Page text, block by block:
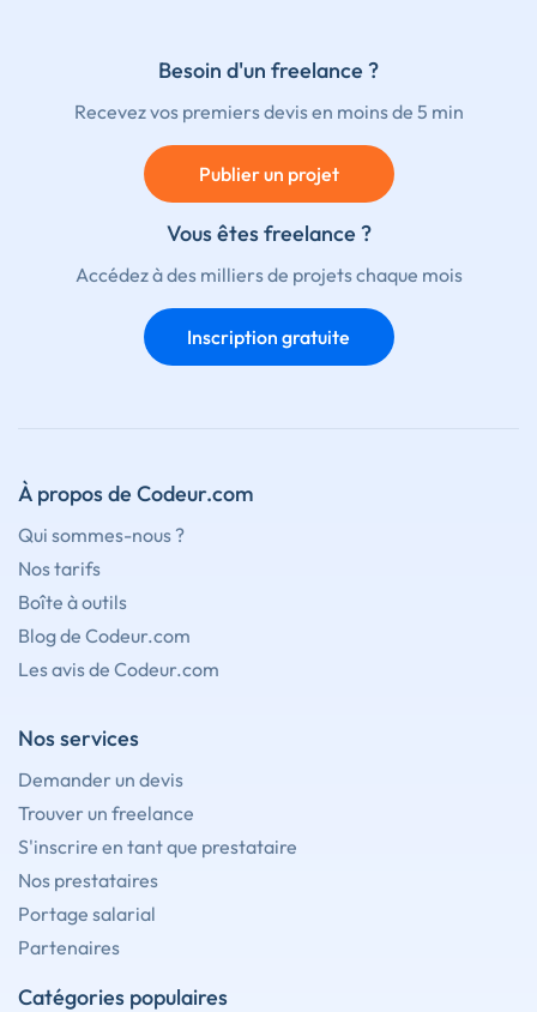
Besoin d'un freelance ?
Recevez vos premiers devis en moins de 5 min
Publier un projet
Vous êtes freelance ?
Accédez à des milliers de projets chaque mois
Inscription gratuite
À propos de Codeur.com
Qui sommes-nous ?
Nos tarifs
Boîte à outils
Blog de Codeur.com
Les avis de Codeur.com
Nos services
Demander un devis
Trouver un freelance
S'inscrire en tant que prestataire
Nos prestataires
Portage salarial
Partenaires
Catégories populaires